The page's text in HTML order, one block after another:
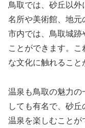
鳥取では、砂丘以
名所や美術館、地元
市内では、鳥取城跡
ことができます。
な文化に触れること
温泉も鳥取の魅力の
しても有名で、砂
温泉を楽しむことが